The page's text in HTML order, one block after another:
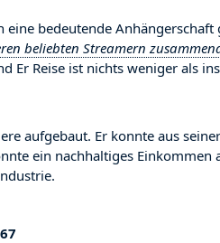
bedeutende Anhängerschaft
beliebten Streamern
Er Reise ist nichts weniger als
aufgebaut. Er konnte aus
ein nachhaltiges Einkommen